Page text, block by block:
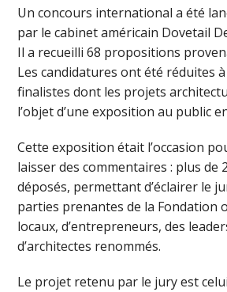
Un concours international a été
par le cabinet américain Dovetail
Il a recueilli 68 propositions
Les candidatures ont été réduites
finalistes dont les projets
l’objet d’une exposition au public
Cette exposition était l’occasion
laisser des commentaires : plus de
déposés, permettant d’éclairer le
parties prenantes de la Fondation
locaux, d’entrepreneurs, des
d’architectes renommés.
Le projet retenu par le jury est